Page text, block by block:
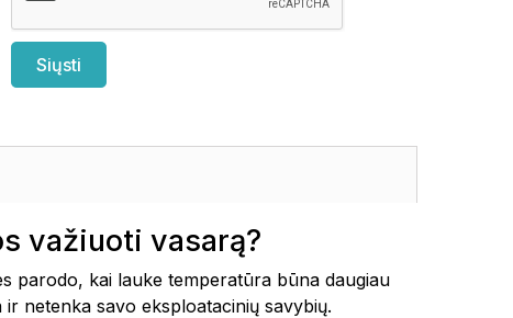
važiuoti vasarą?
parodo, kai lauke temperatūra būna daugiau
netenka savo eksploatacinių savybių.